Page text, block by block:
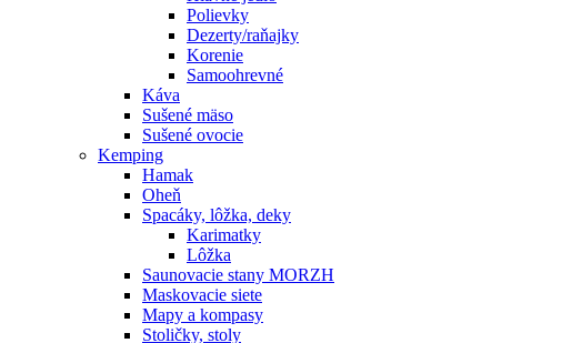
Polievky
Dezerty/raňajky
Korenie
Samoohrevné
Káva
Sušené mäso
Sušené ovocie
Kemping
Hamak
Oheň
Spacáky, lôžka, deky
Karimatky
Lôžka
Saunovacie stany MORZH
Maskovacie siete
Mapy a kompasy
Stoličky, stoly